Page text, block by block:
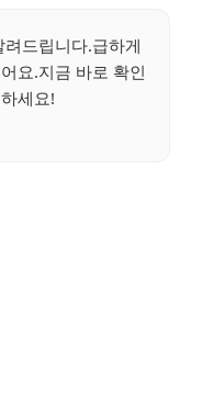
드립니다.급하게
요.지금 바로 확인
세요!